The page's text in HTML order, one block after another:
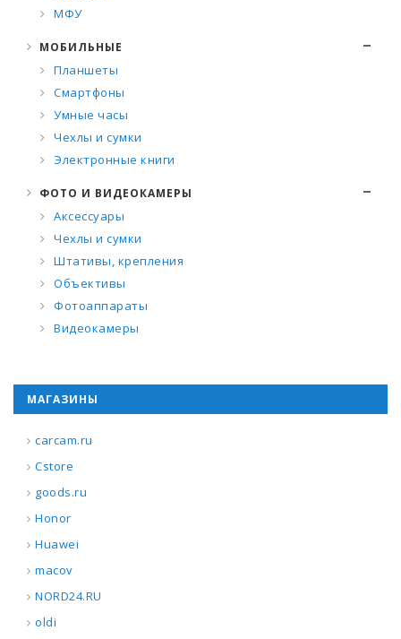
МФУ
МОБИЛЬНЫЕ
Планшеты
Смартфоны
Умные часы
Чехлы и сумки
Электронные книги
ФОТО И ВИДЕОКАМЕРЫ
Аксессуары
Чехлы и сумки
Штативы, крепления
Объективы
Фотоаппараты
Видеокамеры
МАГАЗИНЫ
carcam.ru
Cstore
goods.ru
Honor
Huawei
macov
NORD24.RU
oldi